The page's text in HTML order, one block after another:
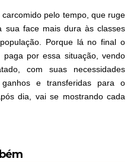
pelo tempo, que ruge
sua face mais dura às classes
Porque lá no final o
por essa situação, vendo
com suas necessidades
e transferidas para o
dia, vai se mostrando cada